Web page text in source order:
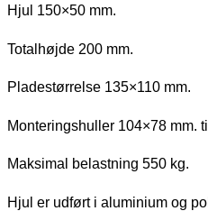
Hjul 150×50 mm.
Totalhøjde 200 mm.
Pladestørrelse 135×110 mm.
Monteringshuller 104×78 mm.
Maksimal belastning 550 kg.
Hjul er udført i aluminium og